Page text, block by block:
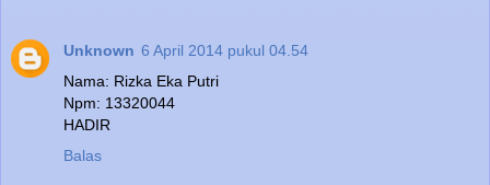
Unknown 6 April 2014 pukul 04.54
Nama: Rizka Eka Putri
Npm: 13320044
HADIR
Balas